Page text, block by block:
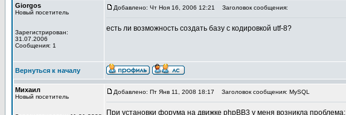
Giorgos
Новый посетитель
Зарегистрирован:
31.07.2006
Сообщения: 1
Добавлено: Чт Ноя 16, 2006 12:21 Заголовок сообщения:
есть ли возможность создать базу с кодировкой utf-8?
Вернуться к началу
Михаил
Новый посетитель
Добавлено: Пт Янв 11, 2008 18:17 Заголовок сообщения: MySQL
При установки форума на движке phpBB3 у меня возникла проблема: